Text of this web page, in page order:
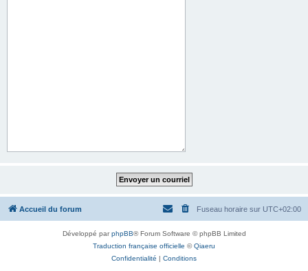
Accueil du forum Fuseau horaire sur UTC+02:00
Développé parphpBB® Forum Software © phpBB Limited
Traduction française officielle ©Qiaeru
Confidentialité
Conditions